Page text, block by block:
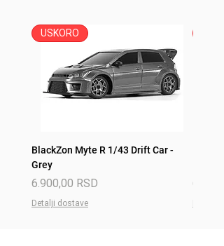
USKORO
BlackZon Myte R 1/43 Drift Car -
Grey
Price
6.900,00 RSD
Detalji dostave
Price